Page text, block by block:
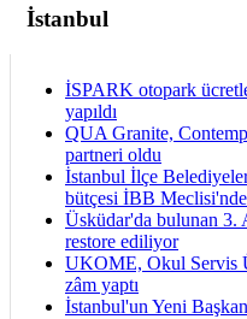
İstanbul
İSPARK otopark
yapıldı
QUA Granite,
partneri oldu
İstanbul İlçe
bütçesi İBB Meclisi'nde
Üsküdar'da bulunan 3.
restore ediliyor
UKOME, Okul Servis
zâm yaptı
İstanbul'un Yeni